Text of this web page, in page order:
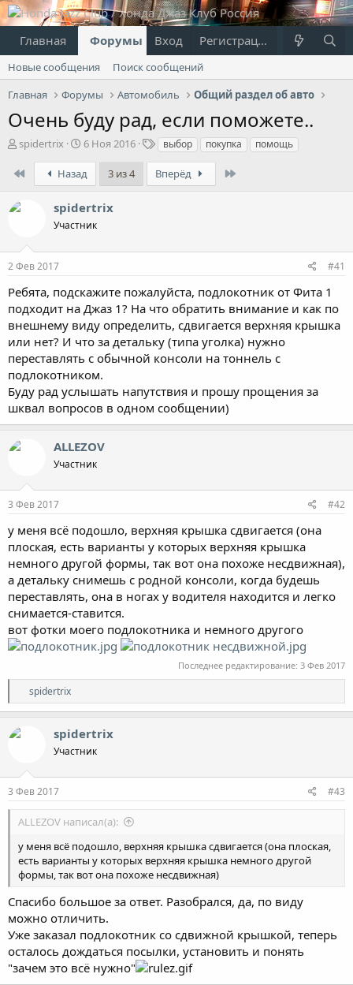
Главная Форумы Что нового?
Вход Регистрация
Новые сообщения
Поиск сообщений
Главная
Форумы Автомобиль Общий раздел об авто
Очень буду рад, если поможете..
А
т
р
т
ы
spidertrix
Д
т
а
а
ч
л
6 Ноя 2016
Т
г
и
выбор покупка помощь
Назад 3 из 4 Вперёд
spidertrix
Участник
2 Фев 2017 #41
Ребята, подскажите пожалуйста, подлокотник от Фита 1
подходит на Джаз 1? На что обратить внимание и как по
внешнему виду определить, сдвигается верхняя крышка
или нет? И что за детальку (типа уголка) нужно
переставлять с обычной консоли на тоннель с
подлокотником.
Буду рад услышать напутствия и прошу прощения за
шквал вопросов в одном сообщении)
ALLEZOV
Участник
3 Фев 2017 #42
у меня всё подошло, верхняя крышка сдвигается (она
плоская, есть варианты у которых верхняя крышка
немного другой формы, так вот она похоже несдвижная),
а детальку снимешь с родной консоли, когда будешь
переставлять, она в ногах у водителя находится и легко
снимается-ставится.
вот фотки моего подлокотника и немного другого
Последнее редактирование: 3 Фев 2017
Р
е
а
:
spidertrix
spidertrix
Участник
3 Фев 2017 #43
ALLEZOV написал(а):
у меня всё подошло, верхняя крышка сдвигается (она плоская,
есть варианты у которых верхняя крышка немного другой
формы, так вот она похоже несдвижная)
Спасибо большое за ответ. Разобрался, да, по виду
можно отличить.
Уже заказал подлокотник со сдвижной крышкой, теперь
осталось дождаться посылки, установить и понять
"зачем это всё нужно"